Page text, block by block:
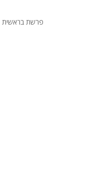
פרשת בראשית